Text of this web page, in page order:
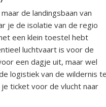
de landingsbaan van
je de isolatie van de regio
een klein toestel hebt
luchtvaart is voor de
een dagje uit, maar wel
logistiek van de wildernis
ticket voor de vlucht naar